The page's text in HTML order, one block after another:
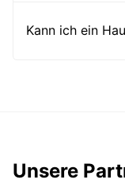
Kann ich ein
Unsere